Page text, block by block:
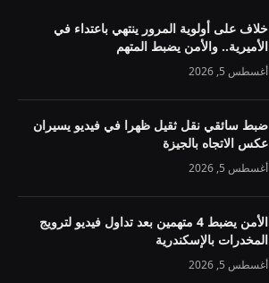
خلاف على أولوية المرور ينتهي باعتداء في
الأميرية.. والأمن يضبط المتهم
أغسطس 5, 2026
ضبط سائقي نقل ثقيل ظهرا في فيديو يسيران
عكس الاتجاه بالجيزة
أغسطس 5, 2026
الأمن يضبط 4 متهمين بعد تداول فيديو لترويج
المخدرات بالإسكندرية
أغسطس 5, 2026